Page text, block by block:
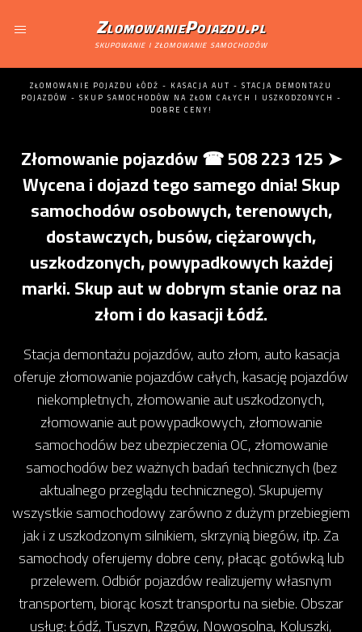
ZlomowaniePojazdu.pl
skupowanie i złomowanie samochodów
ZŁOMOWANIE POJAZDU ŁÓDŹ - KASACJA AUT - STACJA DEMONTAŻU
POJAZDÓW - SKUP SAMOCHODÓW NA ZŁOM CAŁYCH I USZKODZONYCH -
DOBRE CENY!
Złomowanie pojazdów ☎ 508 223 125 ➤
Wycena i dojazd tego samego dnia! Skup
samochodów osobowych, terenowych,
dostawczych, busów, ciężarowych,
uszkodzonych, powypadkowych każdej
marki. Skup aut w dobrym stanie oraz na
złom i do kasacji Łódź.
Stacja demontażu pojazdów, auto złom, auto kasacja
oferuje złomowanie pojazdów całych, kasację pojazdów
niekompletnych, złomowanie aut uszkodzonych,
złomowanie aut powypadkowych, złomowanie
samochodów bez ubezpieczenia OC, złomowanie
samochodów bez ważnych badań technicznych (bez
aktualnego przeglądu technicznego). Skupujemy
wszystkie samochodowy zarówno z dużym przebiegiem
jak i z uszkodzonym silnikiem, skrzynią biegów, itp. Za
samochody oferujemy dobre ceny, płacąc gotówką lub
przelewem. Odbiór pojazdów realizujemy własnym
transportem, biorąc koszt transportu na siebie. Obszar
usług: Łódź, Tuszyn, Rzgów, Nowosolna, Koluszki,